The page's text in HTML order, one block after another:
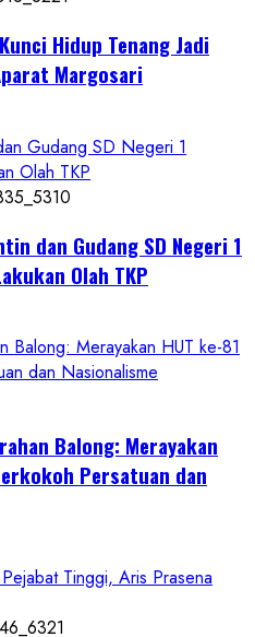
Hidup Tenang Jadi
Margosari
Gudang SD Negeri 1
Olah TKP
dan Gudang SD Negeri 1
Olah TKP
Balong: Merayakan HUT ke-81
dan Nasionalisme
Balong: Merayakan
Persatuan dan
Tinggi, Aris Prasena